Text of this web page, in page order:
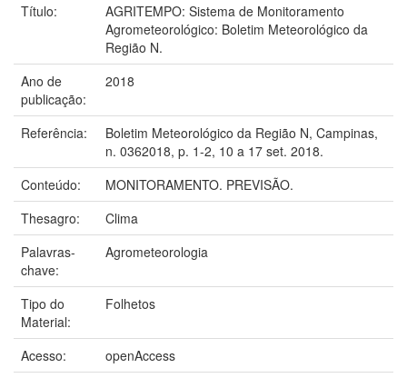
Título:
AGRITEMPO: Sistema de Monitoramento
Agrometeorológico: Boletim Meteorológico da
Região N.
Ano de
publicação:
2018
Referência:
Boletim Meteorológico da Região N, Campinas,
n. 0362018, p. 1-2, 10 a 17 set. 2018.
Conteúdo:
MONITORAMENTO. PREVISÃO.
Thesagro:
Clima
Palavras-
chave:
Agrometeorologia
Tipo do
Material:
Folhetos
Acesso:
openAccess